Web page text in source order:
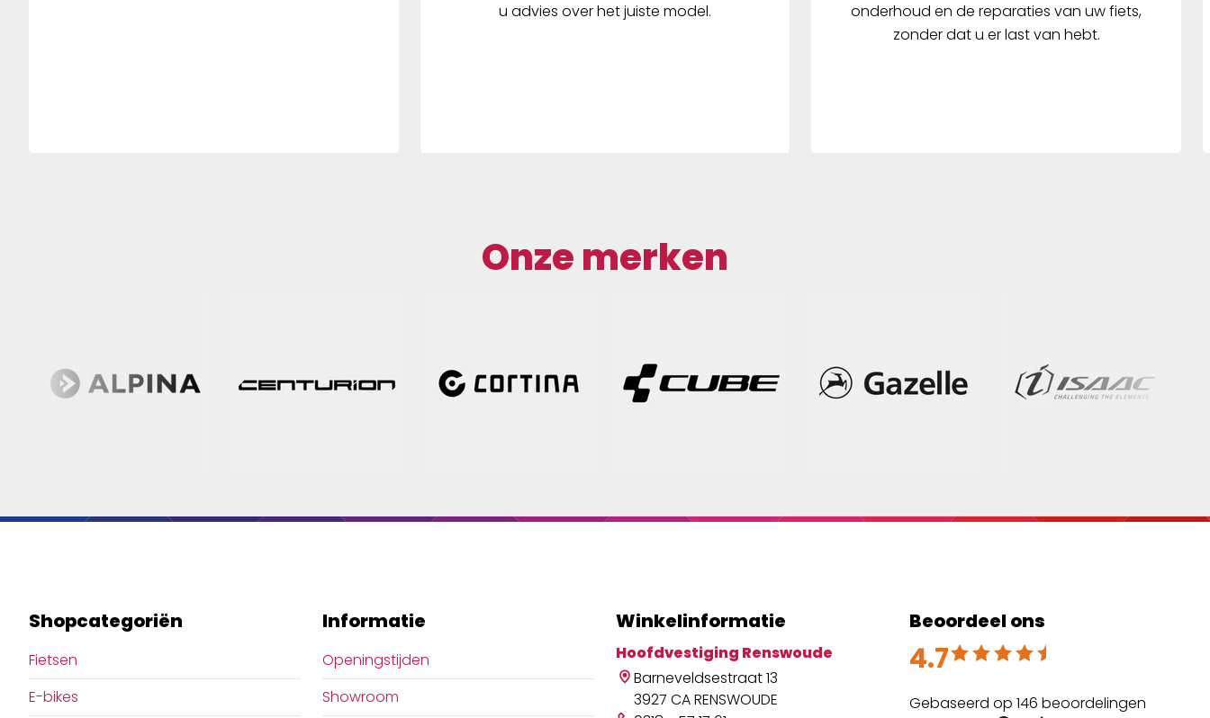
u advies over het juiste model.
onderhoud en de reparaties van uw fiets,
zonder dat u er last van hebt.
Onze merken
Shopcategoriën
Fietsen
E-bikes
Informatie
Openingstijden
Showroom
Winkelinformatie
Hoofdvestiging Renswoude
Barneveldsestraat 13
3927 CA RENSWOUDE
Beoordeel ons
4.7
Beoordeeld met 4.7 uit 5
Gebaseerd op 146 beoordelingen